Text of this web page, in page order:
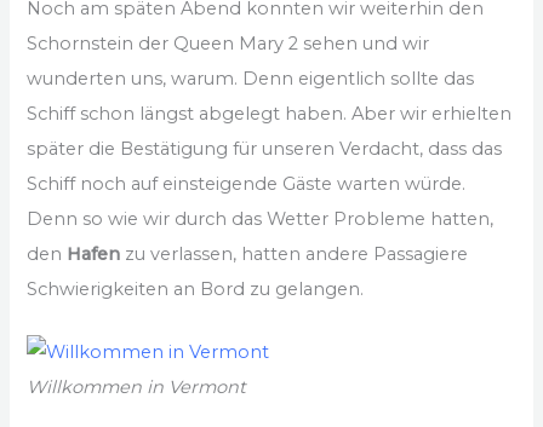
Noch am späten Abend konnten wir weiterhin den
Schornstein der Queen Mary 2 sehen und wir
wunderten uns, warum. Denn eigentlich sollte das
Schiff schon längst abgelegt haben. Aber wir erhielten
später die Bestätigung für unseren Verdacht, dass das
Schiff noch auf einsteigende Gäste warten würde.
Denn so wie wir durch das Wetter Probleme hatten,
den Hafen zu verlassen, hatten andere Passagiere
Schwierigkeiten an Bord zu gelangen.
Willkommen in Vermont